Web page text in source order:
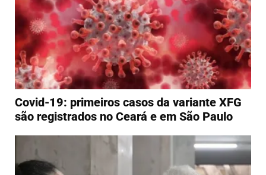
Covid-19: primeiros casos da variante XFG
são registrados no Ceará e em São Paulo